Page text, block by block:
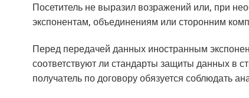
Посетитель не выразил возражений или, при
экспонентам, объединениям или сторонним
Перед передачей данных иностранным
соответствуют ли стандарты защиты данных в
получатель по договору обязуется соблюдать